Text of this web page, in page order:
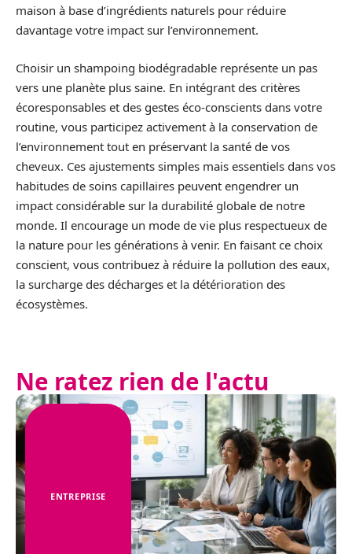
maison à base d’ingrédients naturels pour réduire
davantage votre impact sur l’environnement.
Choisir un shampoing biodégradable représente un pas
vers une planète plus saine. En intégrant des critères
écoresponsables et des gestes éco-conscients dans votre
routine, vous participez activement à la conservation de
l’environnement tout en préservant la santé de vos
cheveux. Ces ajustements simples mais essentiels dans vos
habitudes de soins capillaires peuvent engendrer un
impact considérable sur la durabilité globale de notre
monde. Il encourage un mode de vie plus respectueux de
la nature pour les générations à venir. En faisant ce choix
conscient, vous contribuez à réduire la pollution des eaux,
la surcharge des décharges et la détérioration des
écosystèmes.
Ne ratez rien de l'actu
ENTREPRISE